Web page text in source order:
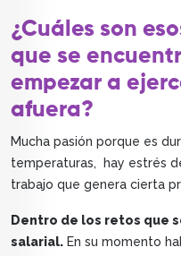
¿Cuáles son
que se
empezar a
afuera?
Mucha pasión porque es
temperaturas, hay estrés
trabajo que genera cierta
Dentro de los retos que
salarial. En su momento